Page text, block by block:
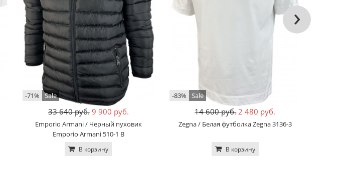
-71% Sale
33 640 руб. 9 900 руб.
Emporio Armani / Черный пуховик
Emporio Armani 510-1 B
В корзину
-83% Sale
14 600 руб. 2 480 руб.
Zegna / Белая футболка Zegna 3136-3
В корзину
›